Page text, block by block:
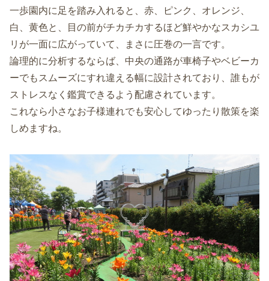
一歩園内に足を踏み入れると、赤、ピンク、オレンジ、
白、黄色と、目の前がチカチカするほど鮮やかなスカシユ
リが一面に広がっていて、まさに圧巻の一言です。
論理的に分析するならば、中央の通路が車椅子やベビーカ
ーでもスムーズにすれ違える幅に設計されており、誰もが
ストレスなく鑑賞できるよう配慮されています。
これなら小さなお子様連れでも安心してゆったり散策を楽
しめますね。